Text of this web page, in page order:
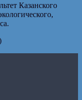
Казанского